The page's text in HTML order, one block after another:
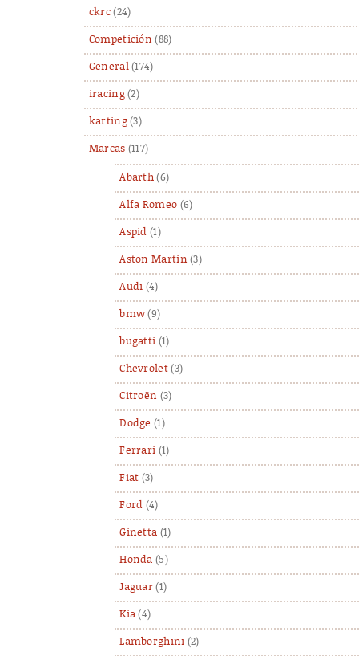
ckrc(24)
Competición (88)
General(174)
iracing(2)
karting(3)
Marcas (117)
Abarth (6)
Alfa Romeo (6)
Aspid (1)
Aston Martin (3)
Audi (4)
bmw (9)
bugatti (1)
Chevrolet(3)
Citroën (3)
Dodge (1)
Ferrari (1)
Fiat (3)
Ford (4)
Ginetta (1)
Honda (5)
Jaguar (1)
Kia (4)
Lamborghini (2)